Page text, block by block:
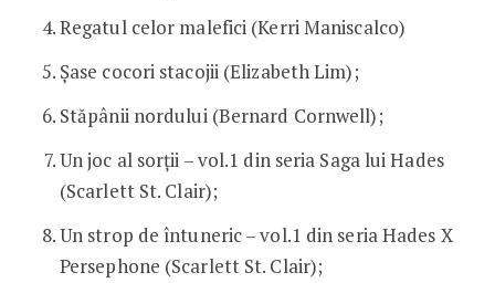
Regatul celor malefici (Kerri Maniscalco)
Șase cocori stacojii (Elizabeth Lim);
Stăpânii nordului (Bernard Cornwell);
Un joc al sorții – vol.1 din seria Saga lui Hades
(Scarlett St. Clair);
Un strop de întuneric – vol.1 din seria Hades X
Persephone (Scarlett St. Clair);